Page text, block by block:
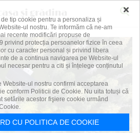
×
tip cookie pentru a personaliza și
ul nostru. Te informăm că ne-am
recente modificări propuse de
privind protecția persoanelor fizice în ceea
cu caracter personal și privind libera
de a continua navigarea pe Website-ul
necesar pentru a citi și înțelege conținutul
Website-ul nostru confirmi acceptarea
conform Politicii de Cookie. Nu uita totuși că
setările acestor fişiere cookie urmând
CU POLITICA DE COOKIE